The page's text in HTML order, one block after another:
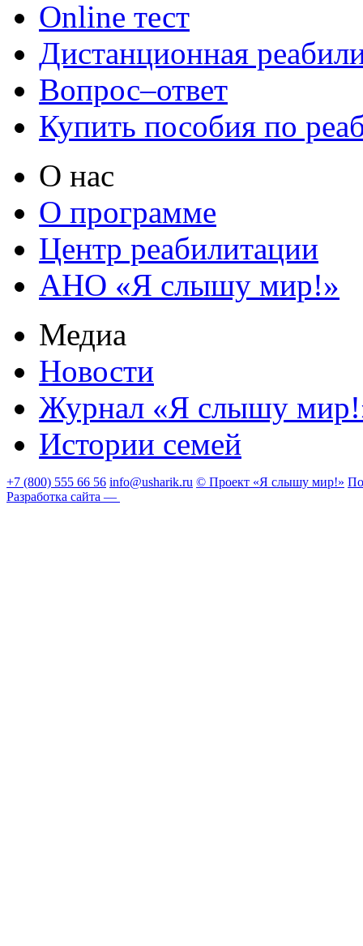
Online тест
Дистанционная
Вопрос–ответ
Купить пособия по
О нас
О программе
Центр реабилитации
АНО «Я слышу мир!»
Медиа
Новости
Журнал «Я слышу
Истории семей
+7 (800) 555 66 56 info@usharik.ru © Проект «Я слышу мир!»
Разработка сайта —